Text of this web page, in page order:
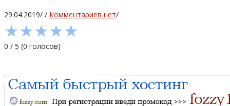
29.04.2019/ / Комментариев нет/
★★★★★
0 / 5 (0 голосов)